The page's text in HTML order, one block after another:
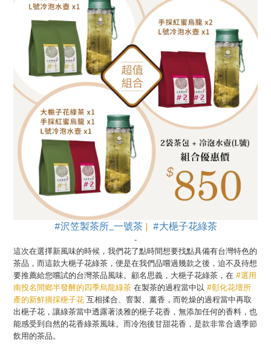
#沢笠製茶所_一號茶| #大梔子花綠茶
-
這次在選擇新風味的時候，我們花了點時間想要找點具備有台灣特色的
茶品，而這款大梔子花綠茶，便是在我們品嚐過幾款之後，迫不及待想
要推薦給您嚐試的台灣茶品風味。顧名思義，大梔子花綠茶，在 #選用
南投名間鄉半發酵的四季烏龍綠茶 在製茶的過程當中以 #彰化花壇所
產的新鮮摘採梔子花 互相揉合、窨製、薰香，而乾燥的過程當中再取
出梔子花，讓綠茶當中透露著淡雅的梔子花香，無添加任何的香料，也
能感受到自然的花香綠茶風味。而冷泡後甘甜花香，是款非常合適季節
飲用的茶品。